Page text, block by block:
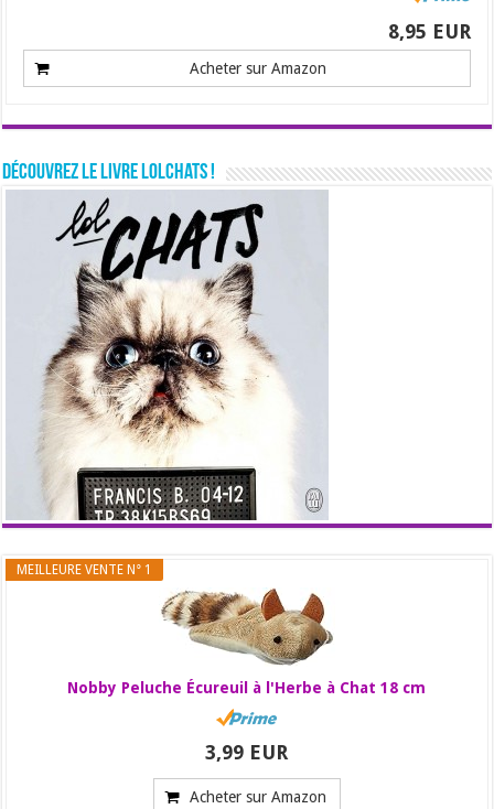
8,95 EUR
Acheter sur Amazon
Découvrez le livre LolChats !
MEILLEURE VENTE N° 1
Nobby Peluche Écureuil à l'Herbe à Chat 18 cm
3,99 EUR
Acheter sur Amazon